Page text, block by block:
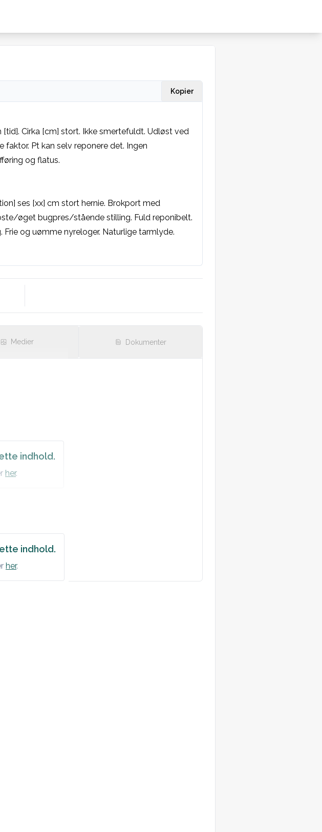
Kopier
Cirka [cm] stort. Ikke smertefuldt. Udløst ved
Pt kan selv reponere det. Ingen
og flatus.
ses [xx] cm stort hernie. Brokport med
øget bugpres/stående stilling. Fuld reponibelt.
og uømme nyreloger. Naturlige tarmlyde.
indhold.
her.
Medier Dokumenter
indhold.
her.